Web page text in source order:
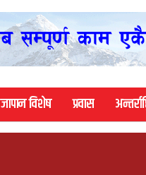
जापान विशेष प्रवास